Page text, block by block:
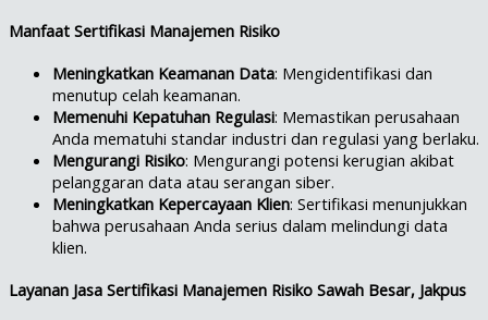
Manfaat Sertifikasi Manajemen Risiko
Meningkatkan Keamanan Data: Mengidentifikasi dan
menutup celah keamanan.
Memenuhi Kepatuhan Regulasi: Memastikan perusahaan
Anda mematuhi standar industri dan regulasi yang berlaku.
Mengurangi Risiko: Mengurangi potensi kerugian akibat
pelanggaran data atau serangan siber.
Meningkatkan Kepercayaan Klien: Sertifikasi menunjukkan
bahwa perusahaan Anda serius dalam melindungi data
klien.
Layanan Jasa Sertifikasi Manajemen Risiko Sawah Besar, Jakpus